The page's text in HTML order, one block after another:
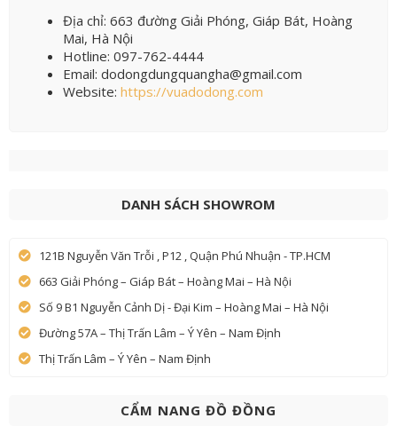
Địa chỉ: 663 đường Giải Phóng, Giáp Bát, Hoàng
Mai, Hà Nội
Hotline: 097-762-4444
Email: dodongdungquangha@gmail.com
Website: https://vuadodong.com
DANH SÁCH SHOWROM
121B Nguyễn Văn Trỗi , P12 , Quận Phú Nhuận - TP.HCM
663 Giải Phóng – Giáp Bát – Hoàng Mai – Hà Nội
Số 9 B1 Nguyễn Cảnh Dị - Đại Kim – Hoàng Mai – Hà Nội
Đường 57A – Thị Trấn Lâm – Ý Yên – Nam Định
Thị Trấn Lâm – Ý Yên – Nam Định
CẨM NANG ĐỒ ĐỒNG